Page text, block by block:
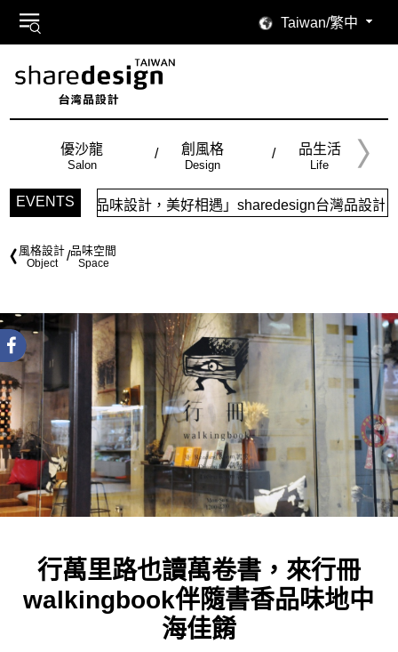
Taiwan/繁中
優沙龍
Salon
創風格
Design
品生活
Life
EVENTS
味設計，美好相遇」sharedesign台灣品設計，五大特色主
風格設計
Object
品味空間
Space
行萬里路也讀萬卷書，來行冊
walkingbook伴隨書香品味地中
海佳餚